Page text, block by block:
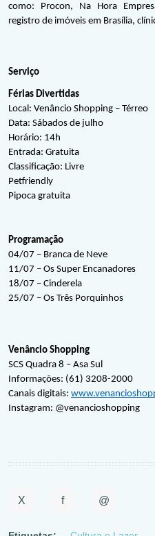
como: Procon, Na Hora
registro de imóveis em Brasília,
Serviço
Férias Divertidas
Local: Venâncio Shopping – Térreo
Data: Sábados de julho
Horário: 14h
Entrada: Gratuita
Classificação: Livre
Petfriendly
Pipoca gratuita
Programação
04/07 – Branca de Neve
11/07 – Os Super Encanadores
18/07 – Cinderela
25/07 – Os Três Porquinhos
Venâncio Shopping
SCS Quadra 8 – Asa Sul
Informações: (61) 3208-2000
Canais digitais:
Instagram: @venancioshopping
X f @